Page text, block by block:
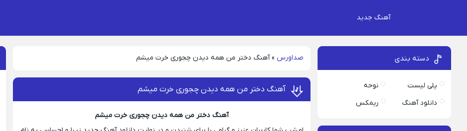
آهنگ جدید
صداورس »آهنگ دختر من همه دیدن چجوری خرت میشم
آهنگ دختر من همه دیدن چجوری خرت میشم
آهنگ دختر من همه دیدن چجوری خرت میشم
دسته بندی
پلی لیست
نوحه
دانلود آهنگ
ریمکس